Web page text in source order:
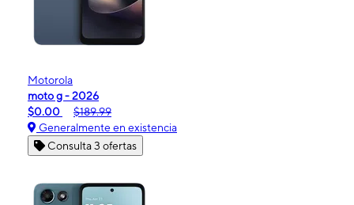
Motorola
moto g - 2026
$0.00
$189.99
Generalmente en existencia
Consulta 3 ofertas